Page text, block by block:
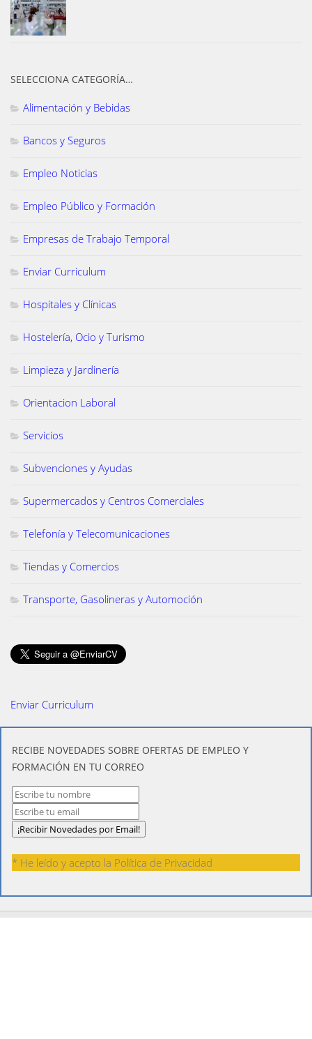
SELECCIONA CATEGORÍA…
Alimentación y Bebidas
Bancos y Seguros
Empleo Noticias
Empleo Público y Formación
Empresas de Trabajo Temporal
Enviar Curriculum
Hospitales y Clínicas
Hostelería, Ocio y Turismo
Limpieza y Jardinería
Orientacion Laboral
Servicios
Subvenciones y Ayudas
Supermercados y Centros Comerciales
Telefonía y Telecomunicaciones
Tiendas y Comercios
Transporte, Gasolineras y Automoción
Enviar Curriculum
​RECIBE NOVEDADES SOBRE OFERTAS DE EMPLEO Y
FORMACIÓN EN TU CORREO
* He leído y acepto la Política de Privacidad